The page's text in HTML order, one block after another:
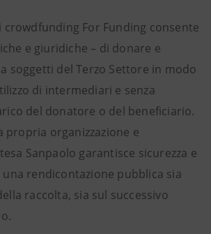
For Funding consente
e giuridiche – di donare e
soggetti del Terzo Settore in modo
di intermediari e senza
del donatore o del beneficiario.
propria organizzazione e
Sanpaolo garantisce sicurezza e
rendicontazione pubblica sia
raccolta, sia sul successivo